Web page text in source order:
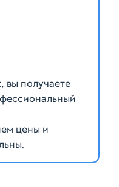
вы получаете
цены и